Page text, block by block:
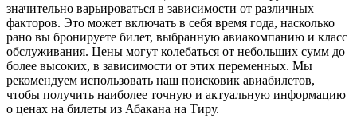
значительно варьироваться в зависимости от различных
факторов. Это может включать в себя время года, насколько
рано вы бронируете билет, выбранную авиакомпанию и класс
обслуживания. Цены могут колебаться от небольших сумм до
более высоких, в зависимости от этих переменных. Мы
рекомендуем использовать наш поисковик авиабилетов,
чтобы получить наиболее точную и актуальную информацию
о ценах на билеты из Абакана на Тиру.